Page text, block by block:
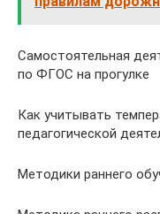
Самостоятельная
по ФГОС на прогулке
Как учитывать
педагогической
Методики раннего